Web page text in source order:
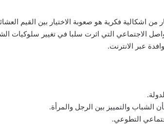
من اشكالية فكرية هو صعوبة الاختيار بين القيم
الاجتماعي التي اثرت سلبا في تغيير سلوكيات
عبر الانترنت.
الشباب والتمييز بين الرجل والمرأة.
التطوعي.